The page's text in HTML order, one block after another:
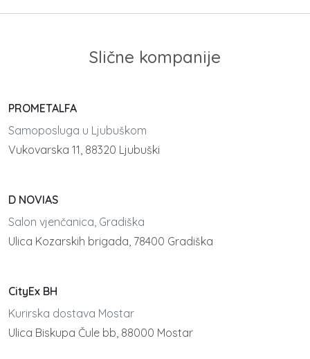
Slične kompanije
PROMETALFA
Samoposluga u Ljubuškom
Vukovarska 11, 88320 Ljubuški
D NOVIAS
Salon vjenčanica, Gradiška
Ulica Kozarskih brigada, 78400 Gradiška
CityEx BH
Kurirska dostava Mostar
Ulica Biskupa Čule bb, 88000 Mostar